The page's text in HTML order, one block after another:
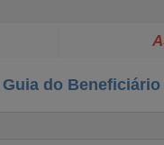
Guia do Beneficiário